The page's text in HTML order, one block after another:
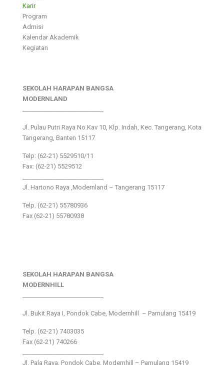
Karir
Program
Admisi
Kalendar Akademik
Kegiatan
SEKOLAH HARAPAN BANGSA
MODERNLAND
Jl. Pulau Putri Raya No.Kav 10, Klp. Indah, Kec. Tangerang, Kota
Tangerang, Banten 15117
Telp: (62-21) 5529510/11
Fax: (62-21) 5529512
Jl. Hartono Raya ,Modernland – Tangerang 15117
Telp. (62-21) 55780936
Fax (62-21) 55780938
SEKOLAH HARAPAN BANGSA
MODERNHILL
Jl. Bukit Raya I, Pondok Cabe, Modernhill – Pamulang 15419
Telp. (62-21) 7403035
Fax (62-21) 740266
Jl. Pala Raya, Pondok Cabe, Modernhill – Pamulang 15419